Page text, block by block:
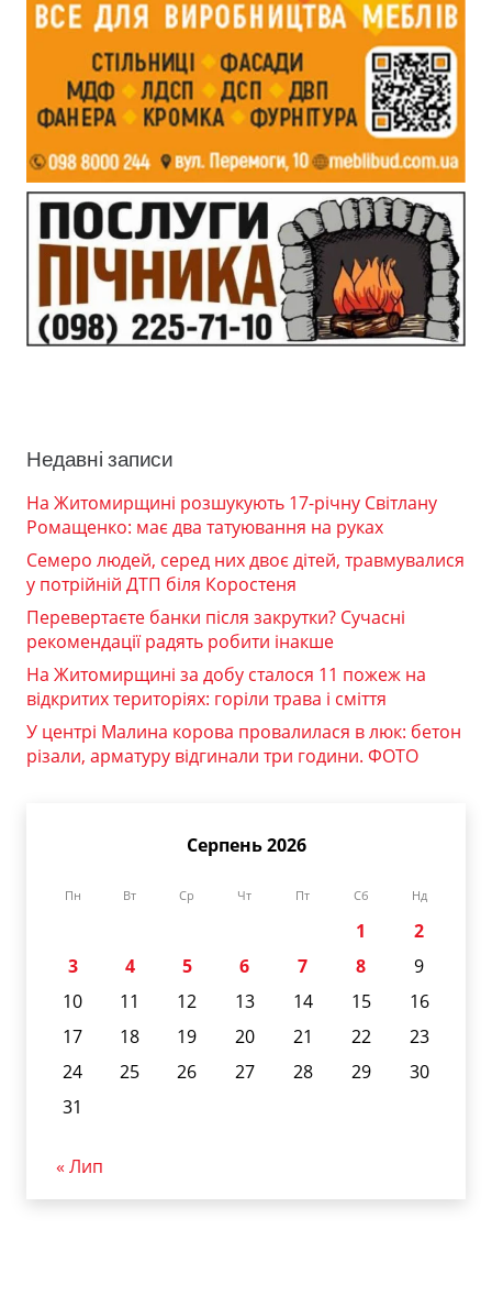
Недавні записи
На Житомирщині розшукують 17-річну Світлану
Ромащенко: має два татуювання на руках
Семеро людей, серед них двоє дітей, травмувалися
у потрійній ДТП біля Коростеня
Перевертаєте банки після закрутки? Сучасні
рекомендації радять робити інакше
На Житомирщині за добу сталося 11 пожеж на
відкритих територіях: горіли трава і сміття
У центрі Малина корова провалилася в люк: бетон
різали, арматуру відгинали три години. ФОТО
Серпень 2026
Пн Вт Ср Чт Пт Сб Нд
1
2
3
4 5 6 7 8
9
10
11 12 13 14 15
16
17
18 19 20 21 22
23
24
25 26 27 28 29
30
31
« Лип